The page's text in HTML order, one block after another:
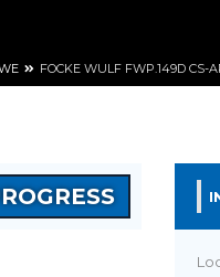
FOCKE WULF FWP.149D CS-